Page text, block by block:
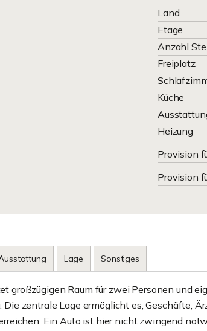
Land
Etage
Anzahl
Freiplatz
Küche
Heizung
Provision
Provision
Lage Sonstiges
großzügigen Raum für zwei Personen und
Die zentrale Lage ermöglicht es, Geschäfte,
Ein Auto ist hier nicht zwingend